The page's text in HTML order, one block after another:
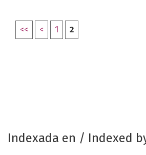
<< < 1 2
Indexada en / Indexed